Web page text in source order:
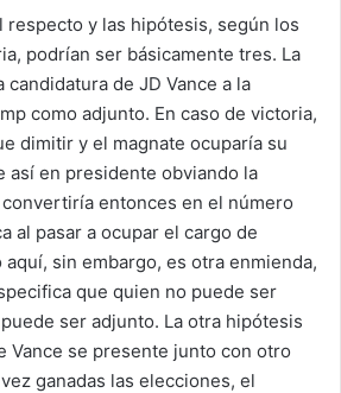
respecto y las hipótesis, según los
podrían ser básicamente tres. La
de JD Vance a la
como adjunto. En caso de victoria,
dimitir y el magnate ocuparía su
así en presidente obviando la
entonces en el número
al pasar a ocupar el cargo de
sin embargo, es otra enmienda,
que quien no puede ser
ser adjunto. La otra hipótesis
Vance se presente junto con otro
ganadas las elecciones, el